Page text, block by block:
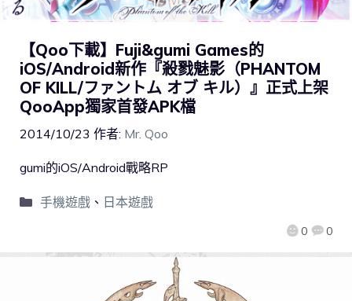
【Qoo下載】Fuji&gumi Games的
iOS/Android新作『殺戮魅影（PHANTOM
OF KILL/ファントム オブ キル）』正式上架
QooApp獨家首發APK檔
2014/10/23 作者: Mr. Qoo
0 0
gumi的iOS/Android戰略RP
手機遊戲、 日本遊戲